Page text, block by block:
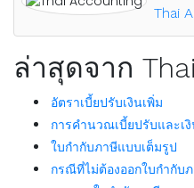
Thai
ล่าสุดจาก
อัตราเบี้ยปรับเงินเพิ่ม
การคำนวณเบี้ยปรับและเ
ใบกำกับภาษีแบบเต็มรูป
กรณีที่ไม่ต้องออกใบกำกับ